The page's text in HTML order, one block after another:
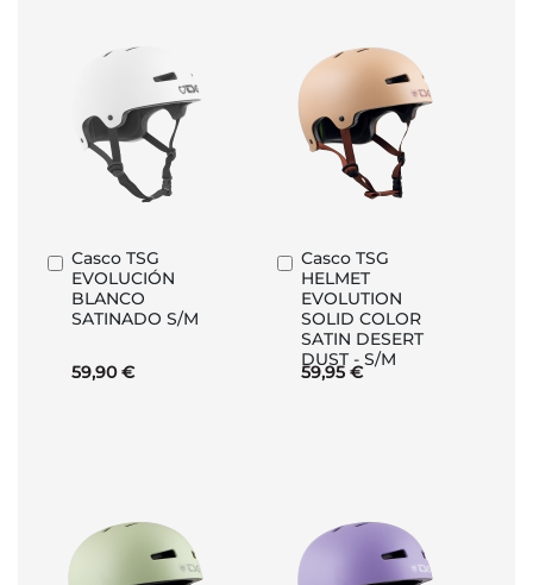
Casco TSG
EVOLUCIÓN
BLANCO
SATINADO S/M
59,90 €
Añadir
al
carrito
Casco TSG
HELMET
EVOLUTION
SOLID COLOR
SATIN DESERT
DUST - S/M
59,95 €
Añadir
al
carrito